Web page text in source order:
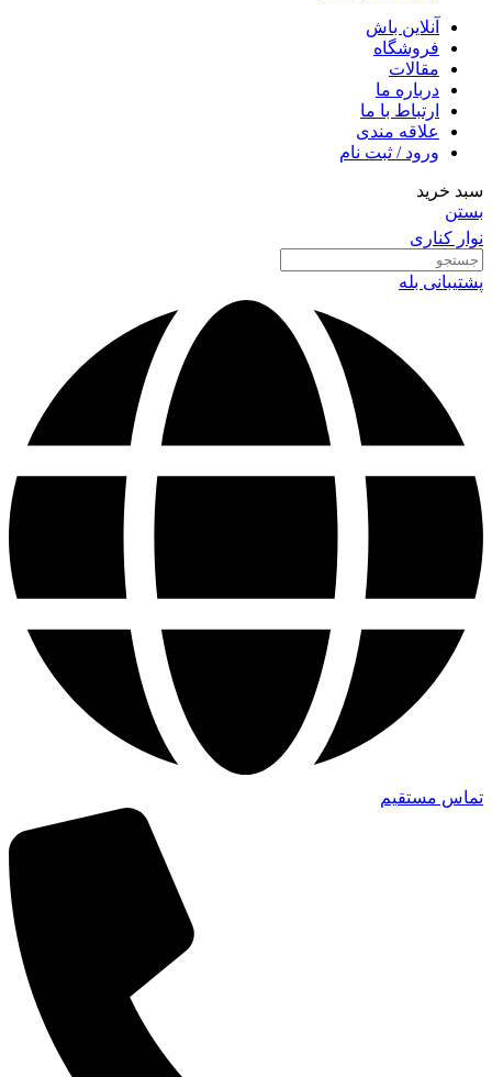
آنلاین باش
فروشگاه
مقالات
درباره ما
ارتباط با ما
علاقه مندی
ورود / ثبت نام
سبد خرید
بستن
نوار کناری
پشتیبانی بله
تماس مستقیم